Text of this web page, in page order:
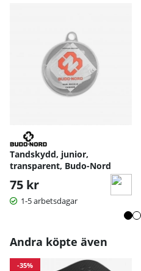
Tandskydd, junior,
transparent, Budo-Nord
75 kr
1-5 arbetsdagar
Andra köpte även
-35%